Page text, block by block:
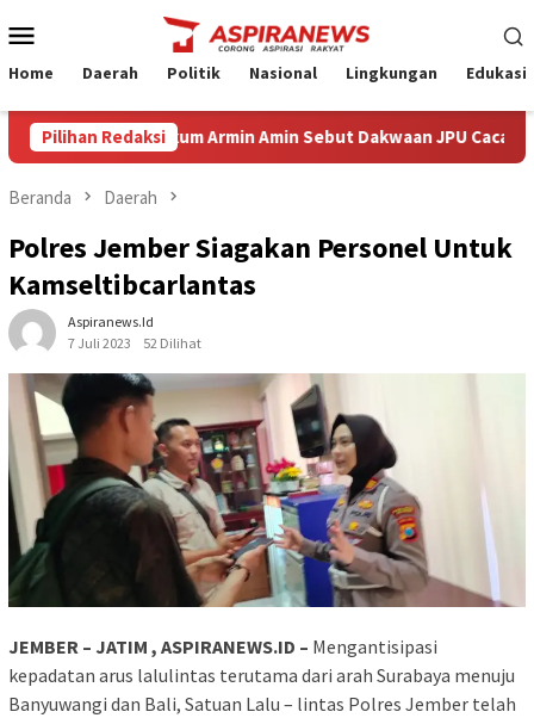
ke
Mobile
Home Daerah Politik Nasional Lingkungan Edukasi
Pilihan Redaksi
Kuasa Hukum Armin Amin Sebut Dakwaan JPU Cacat Formil
Beranda Daerah
Polres Jember Siagakan Personel Untuk
Kamseltibcarlantas
Aspiranews.id
7 Juli 2023
52 Dilihat
JEMBER – JATIM , ASPIRANEWS.ID – Mengantisipasi
kepadatan arus lalulintas terutama dari arah Surabaya menuju
Banyuwangi dan Bali, Satuan Lalu – lintas Polres Jember telah